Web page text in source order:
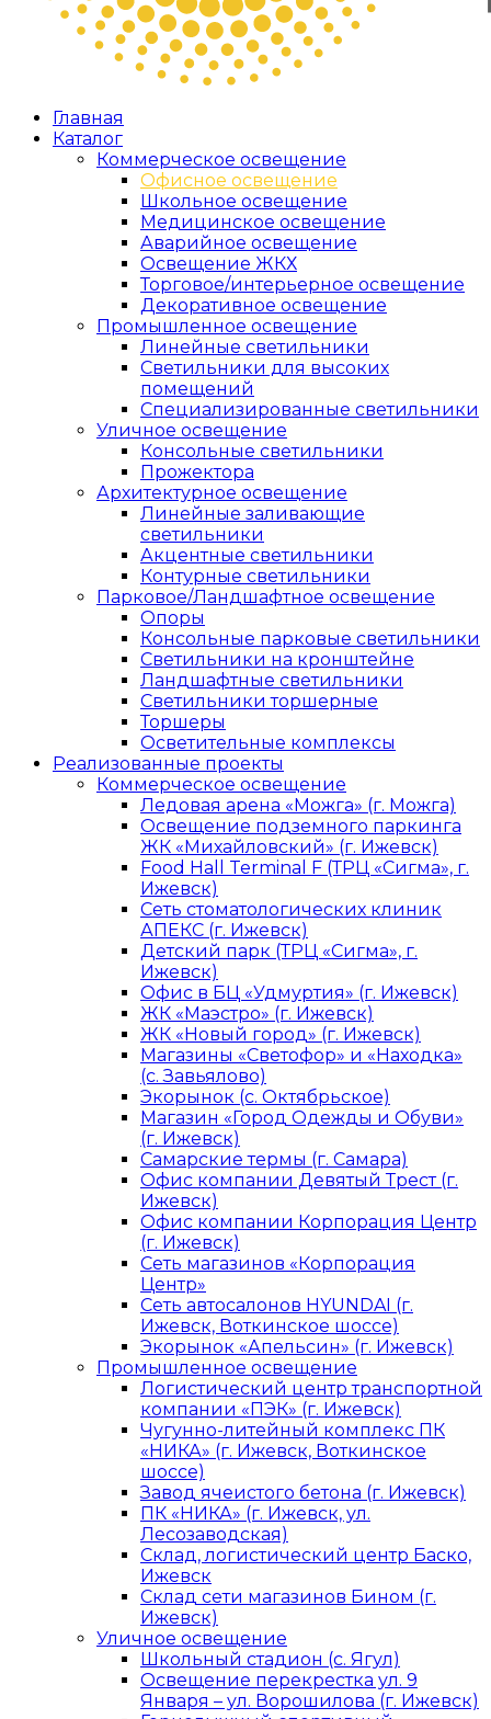
Главная
Каталог
Коммерческое освещение
Офисное освещение
Школьное освещение
Медицинское освещение
Аварийное освещение
Освещение ЖКХ
Торговое/интерьерное освещение
Декоративное освещение
Промышленное освещение
Линейные светильники
Светильники для высоких
помещений
Специализированные светильники
Уличное освещение
Консольные светильники
Прожектора
Архитектурное освещение
Линейные заливающие
светильники
Акцентные светильники
Контурные светильники
Парковое/Ландшафтное освещение
Опоры
Консольные парковые светильники
Светильники на кронштейне
Ландшафтные светильники
Светильники торшерные
Торшеры
Осветительные комплексы
Реализованные проекты
Коммерческое освещение
Ледовая арена «Можга» (г. Можга)
Освещение подземного паркинга
ЖК «Михайловский» (г. Ижевск)
Food Hall Terminal F (ТРЦ «Сигма», г.
Ижевск)
Сеть стоматологических клиник
АПЕКС (г. Ижевск)
Детский парк (ТРЦ «Сигма», г.
Ижевск)
Офис в БЦ «Удмуртия» (г. Ижевск)
ЖК «Маэстро» (г. Ижевск)
ЖК «Новый город» (г. Ижевск)
Магазины «Светофор» и «Находка»
(с. Завьялово)
Экорынок (с. Октябрьское)
Магазин «Город Одежды и Обуви»
(г. Ижевск)
Самарские термы (г. Самара)
Офис компании Девятый Трест (г.
Ижевск)
Офис компании Корпорация Центр
(г. Ижевск)
Сеть магазинов «Корпорация
Центр»
Сеть автосалонов HYUNDAI (г.
Ижевск, Воткинское шоссе)
Экорынок «Апельсин» (г. Ижевск)
Промышленное освещение
Логистический центр транспортной
компании «ПЭК» (г. Ижевск)
Чугунно-литейный комплекс ПК
«НИКА» (г. Ижевск, Воткинское
шоссе)
Завод ячеистого бетона (г. Ижевск)
ПК «НИКА» (г. Ижевск, ул.
Лесозаводская)
Склад, логистический центр Баско,
Ижевск
Склад сети магазинов Бином (г.
Ижевск)
Уличное освещение
Школьный стадион (с. Ягул)
Освещение перекрестка ул. 9
Января – ул. Ворошилова (г. Ижевск)